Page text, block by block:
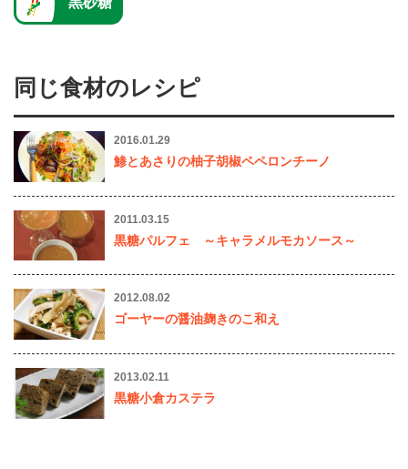
同じ食材のレシピ
2016.01.29
鯵とあさりの柚子胡椒ペペロンチーノ
2011.03.15
黒糖パルフェ ～キャラメルモカソース～
2012.08.02
ゴーヤーの醤油麹きのこ和え
2013.02.11
黒糖小倉カステラ